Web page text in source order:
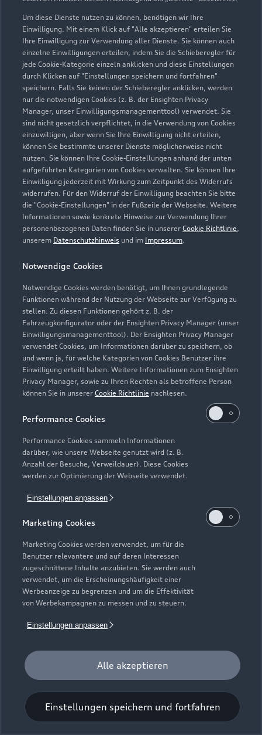
Um diese Dienste nutzen zu können, benötigen wir Ihre
Einwilligung. Mit einem Klick auf "Alle akzeptieren" erteilen Sie
Ihre Einwilligung zur Verwendung aller Dienste. Sie können auch
einzelne Einwilligungen erteilen, indem Sie die Schieberegler für
jede Cookie-Kategorie einzeln anklicken und diese Einstellungen
durch Klicken auf "Einstellungen speichern und fortfahren"
speichern. Falls Sie keinen der Schieberegler anklicken, werden
nur die notwendigen Cookies (z. B. der Ensighten Privacy
Manager, unser Einwilligungsmanagementtool) verwendet. Sie
sind nicht gesetzlich verpflichtet, in die Verwendung von Cookies
einzuwilligen, aber wenn Sie Ihre Einwilligung nicht erteilen,
können Sie bestimmte unserer Dienste möglicherweise nicht
nutzen. Sie können Ihre Cookie-Einstellungen anhand der unten
aufgeführten Kategorien von Cookies verwalten. Sie können Ihre
Einwilligung jederzeit mit Wirkung zum Zeitpunkt des Widerrufs
widerrufen. Für den Widerruf der Einwilligung beachten Sie bitte
die "Cookie-Einstellungen" in der Fußzeile der Webseite. Weitere
Informationen sowie konkrete Hinweise zur Verwendung Ihrer
personenbezogenen Daten finden Sie in unserer Cookie Richtlinie,
unserem Datenschutzhinweis und im Impressum.
Notwendige Cookies
Notwendige Cookies werden benötigt, um Ihnen grundlegende
Funktionen während der Nutzung der Webseite zur Verfügung zu
stellen. Zu diesen Funktionen gehört z. B. der
Fahrzeugkonfigurator oder der Ensighten Privacy Manager (unser
Einwilligungsmanagementtool). Der Ensighten Privacy Manager
verwendet Cookies, um Informationen darüber zu speichern, ob
und wenn ja, für welche Kategorien von Cookies Benutzer ihre
Einwilligung erteilt haben. Weitere Informationen zum Ensighten
Privacy Manager, sowie zu Ihren Rechten als betroffene Person
können Sie in unserer Cookie Richtlinie nachlesen.
Performance Cookies
Performance Cookies sammeln Informationen
darüber, wie unsere Webseite genutzt wird (z. B.
Anzahl der Besuche, Verweildauer). Diese Cookies
werden zur Optimierung der Webseite verwendet.
Einstellungen anpassen
Marketing Cookies
Marketing Cookies werden verwendet, um für die
Benutzer relevantere und auf deren Interessen
zugeschnittene Inhalte anzubieten. Sie werden auch
verwendet, um die Erscheinungshäufigkeit einer
Werbeanzeige zu begrenzen und um die Effektivität
von Werbekampagnen zu messen und zu steuern.
Einstellungen anpassen
Alle akzeptieren
Einstellungen speichern und fortfahren
Audi Pflegemitteltasche
Sommer
Damit Ihr Audi auch im Sommer glänzt: die
passende Pflege in einer Tasche.
Zur Audi Shopping World
Lederpflege-Set
Praktisches Set zur intensiven Reinigung und
Pflege von Leder und Kunstleder.
Zur Audi Shopping World
Universal-Reinigungstuch
Für einen glänzenden Eindruck.
Zur Audi Shopping World